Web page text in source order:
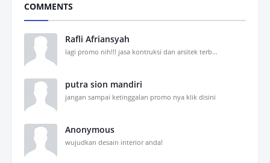
COMMENTS
Rafli Afriansyah
lagi promo nih!!! jasa kontruksi dan arsitek terb...
putra sion mandiri
jangan sampai ketinggalan promo nya klik disini
Anonymous
wujudkan desain interior anda!